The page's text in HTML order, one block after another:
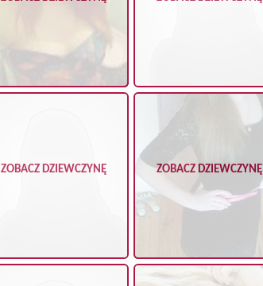
ZOBACZ DZIEWCZYNĘ ZOBACZ DZIEWCZYNĘ